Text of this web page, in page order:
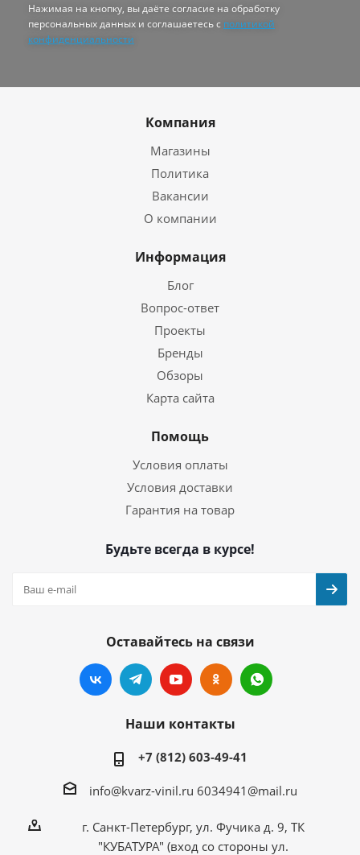
Нажимая на кнопку, вы даёте согласие на обработку
персональных данных и соглашаетесь с политикой
конфиденциальности
Компания
Магазины
Политика
Вакансии
О компании
Информация
Блог
Вопрос-ответ
Проекты
Бренды
Обзоры
Карта сайта
Помощь
Условия оплаты
Условия доставки
Гарантия на товар
Будьте всегда в курсе!
Оставайтесь на связи
Наши контакты
+7 (812) 603-49-41
info@kvarz-vinil.ru 6034941@mail.ru
г. Санкт-Петербург, ул. Фучика д. 9, ТК
"КУБАТУРА" (вход со стороны ул.